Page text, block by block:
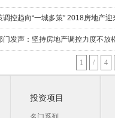
调控趋向“一城多策” 2018房地产迎
门发声：坚持房地产调控力度不放
1 / 4
投资项目